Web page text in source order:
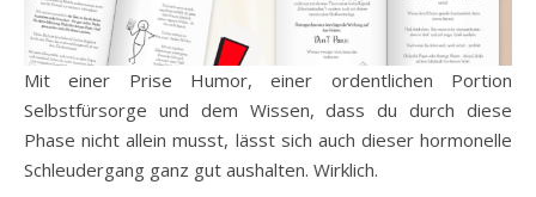
Mit einer Prise Humor, einer ordentlichen Portion
Selbstfürsorge und dem Wissen, dass du durch diese
Phase nicht allein musst, lässt sich auch dieser hormonelle
Schleudergang ganz gut aushalten. Wirklich.